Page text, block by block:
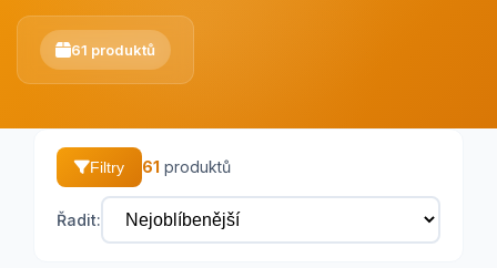
61 produktů
Filtry 61 produktů
Řadit: